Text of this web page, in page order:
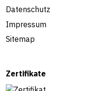
Datenschutz
Impressum
Sitemap
Zertifikate